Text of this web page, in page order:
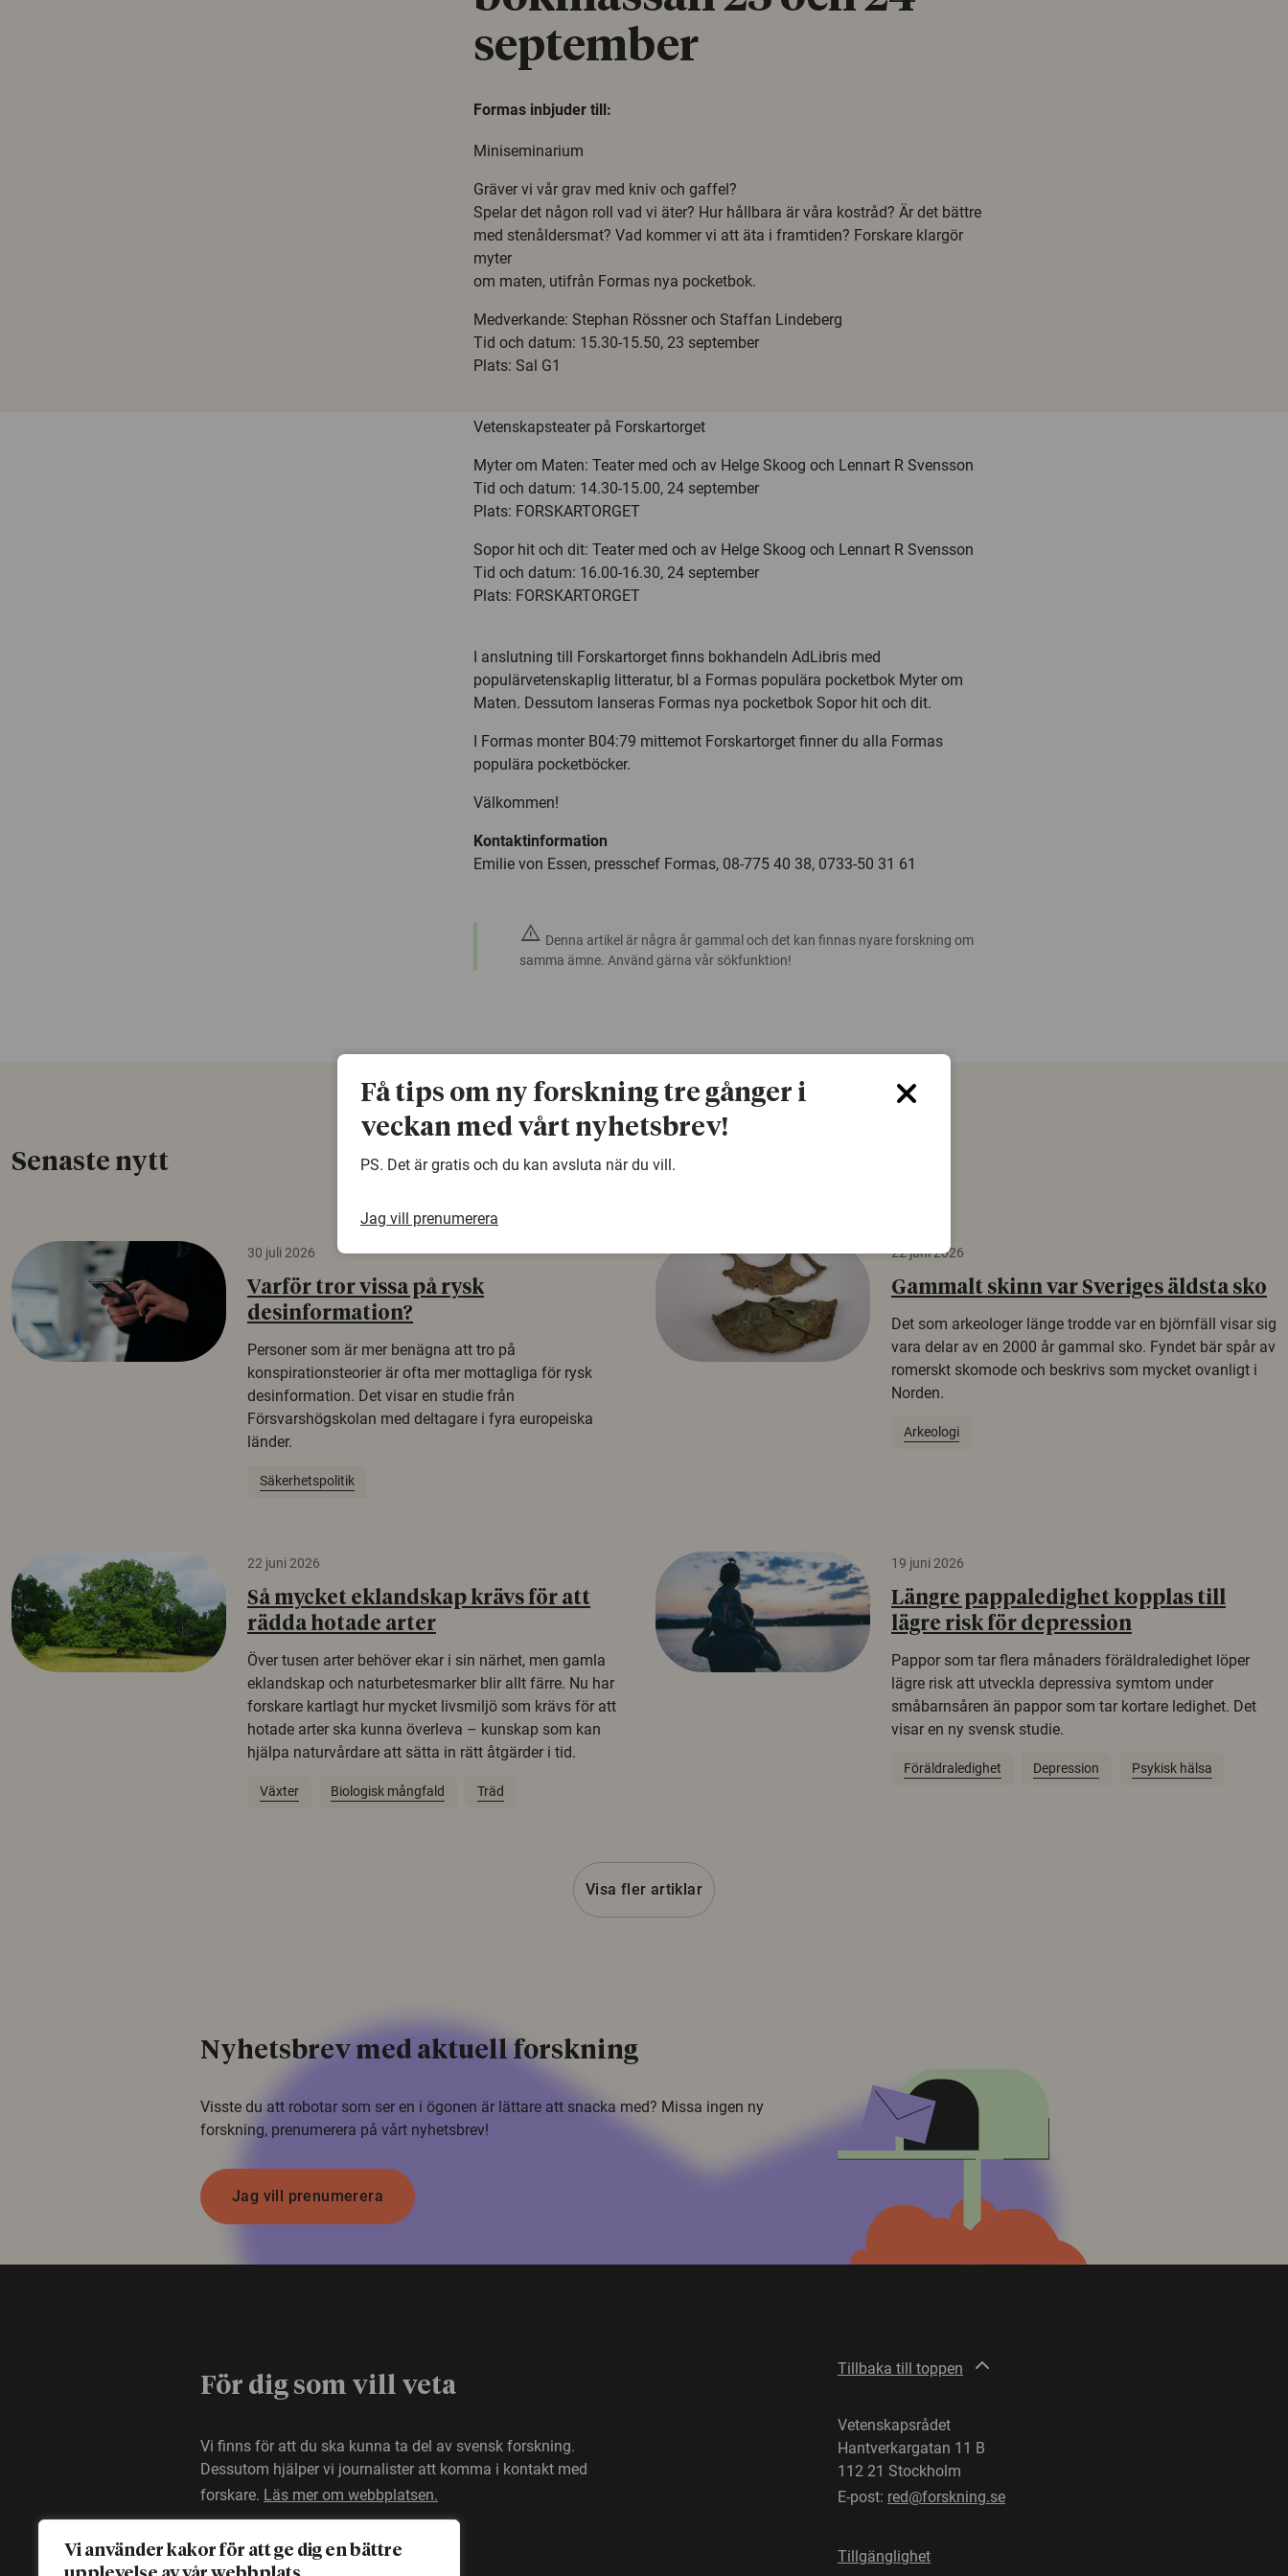
Vi använder kakor för att ge dig en bättre
september
Formas inbjuder till:
Miniseminarium
Gräver vi vår grav med kniv och gaffel?
Spelar det någon roll vad vi äter? Hur hållbara är våra kostråd? Är det bättre
med stenåldersmat? Vad kommer vi att äta i framtiden? Forskare klargör
myter
om maten, utifrån Formas nya pocketbok.
Medverkande: Stephan Rössner och Staffan Lindeberg
Tid och datum: 15.30-15.50, 23 september
Plats: Sal G1
Vetenskapsteater på Forskartorget
Myter om Maten: Teater med och av Helge Skoog och Lennart R Svensson
Tid och datum: 14.30-15.00, 24 september
Plats: FORSKARTORGET
Sopor hit och dit: Teater med och av Helge Skoog och Lennart R Svensson
Tid och datum: 16.00-16.30, 24 september
Plats: FORSKARTORGET
I anslutning till Forskartorget finns bokhandeln AdLibris med
populärvetenskaplig litteratur, bl a Formas populära pocketbok Myter om
Maten. Dessutom lanseras Formas nya pocketbok Sopor hit och dit.
I Formas monter B04:79 mittemot Forskartorget finner du alla Formas
populära pocketböcker.
Välkommen!
Kontaktinformation
Emilie von Essen, presschef Formas, 08-775 40 38, 0733-50 31 61
warning Denna artikel är några år gammal och det kan finnas nyare forskning om
samma ämne. Använd gärna vår sökfunktion!
Senaste nytt
30 juli 2026
Varför tror vissa på rysk
desinformation?
Personer som är mer benägna att tro på
konspirationsteorier är ofta mer mottagliga för rysk
desinformation. Det visar en studie från
Försvarshögskolan med deltagare i fyra europeiska
länder.
Säkerhetspolitik
22 juni 2026
Gammalt skinn var Sveriges äldsta sko
Det som arkeologer länge trodde var en björnfäll visar sig
vara delar av en 2000 år gammal sko. Fyndet bär spår av
romerskt skomode och beskrivs som mycket ovanligt i
Norden.
Arkeologi
22 juni 2026
Så mycket eklandskap krävs för att
rädda hotade arter
Över tusen arter behöver ekar i sin närhet, men gamla
eklandskap och naturbetesmarker blir allt färre. Nu har
forskare kartlagt hur mycket livsmiljö som krävs för att
hotade arter ska kunna överleva – kunskap som kan
hjälpa naturvårdare att sätta in rätt åtgärder i tid.
Växter Biologisk mångfald Träd
19 juni 2026
Längre pappaledighet kopplas till
lägre risk för depression
Pappor som tar flera månaders föräldraledighet löper
lägre risk att utveckla depressiva symtom under
småbarnsåren än pappor som tar kortare ledighet. Det
visar en ny svensk studie.
Föräldraledighet Depression Psykisk hälsa
Visa fler artiklar
Nyhetsbrev med aktuell forskning
Visste du att robotar som ser en i ögonen är lättare att snacka med? Missa ingen ny
forskning, prenumerera på vårt nyhetsbrev!
Jag vill prenumerera
För dig som vill veta
Vi finns för att du ska kunna ta del av svensk forskning.
Dessutom hjälper vi journalister att komma i kontakt med
forskare. Läs mer om webbplatsen.
Tillbaka till toppen
Vetenskapsrådet
Hantverkargatan 11 B
112 21 Stockholm
E-post: red@forskning.se
Tillgänglighet
Få tips om ny forskning tre gånger i
veckan med vårt nyhetsbrev!
PS. Det är gratis och du kan avsluta när du vill.
Jag vill prenumerera